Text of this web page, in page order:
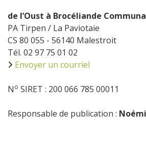
de l’Oust à Brocéliande
PA Tirpen / La Paviotaie
CS 80 055 - 56140 Malestroit
Tél. 02 97 75 01 02
Envoyer un courriel
No SIRET : 200 066 785 00011
Responsable de publication :